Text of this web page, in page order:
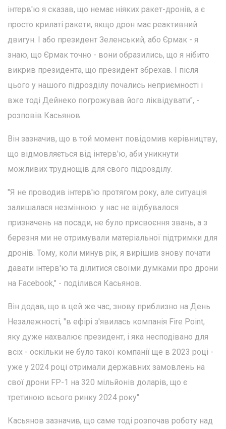
інтерв'ю я сказав, що немає ніяких ракет-дронів, а є
просто крилаті ракети, якщо дрон має реактивний
двигун. І або президент Зеленський, або Єрмак - я
знаю, що Єрмак точно - вони образились, що я нібито
викрив президента, що президент збрехав. І після
цього у нашого підрозділу почались неприємності і
вже тоді Дейнеко погрожував його ліквідувати", -
розповів Касьянов.
Він зазначив, що в той момент повідомив керівництву,
що відмовляється від інтерв'ю, аби уникнути
можливих труднощів для свого підрозділу.
"Я не проводив інтерв'ю протягом року, але ситуація
залишалася незмінною: у нас не відбувалося
призначень на посади, не було присвоєння звань, а з
березня ми не отримували матеріальної підтримки для
дронів. Тому, коли минув рік, я вирішив знову почати
давати інтерв'ю та ділитися своїми думками про дрони
на Facebook," - поділився Касьянов.
Він додав, що в цей же час, знову приблизно на День
Незалежності, "в ефірі з'явилась компанія Fire Point,
яку дуже нахвалює президент, і яка несподівано для
всіх - оскільки не було такої компанії ще в 2023 році -
уже у 2024 році отримали державних замовлень на
свої дрони FP-1 на 320 мільйонів доларів, що є
третиною всього ринку 2024 року".
Касьянов зазначив, що саме тоді розпочав роботу над